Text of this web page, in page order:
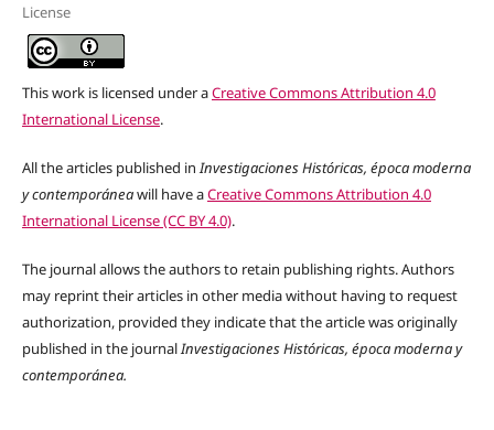
License
This work is licensed under aCreative Commons Attribution 4.0
International License.
All the articles published inInvestigaciones Históricas, época moderna
y contemporáneawill have aCreative Commons Attribution 4.0
International License (CC BY 4.0).
The journal allows the authors to retain publishing rights. Authors
may reprint their articles in other media without having to request
authorization, provided they indicate that the article was originally
published in the journalInvestigaciones Históricas, época moderna y
contemporánea.